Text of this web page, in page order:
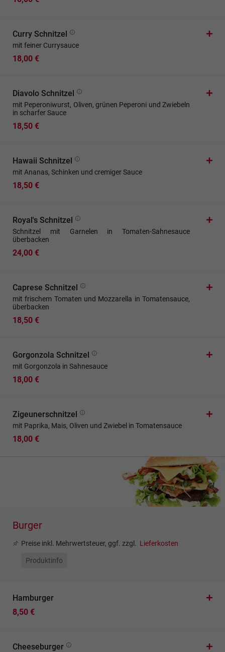
Curry Schnitzel
mit feiner Currysauce
18,00 €
Diavolo Schnitzel
mit Peperoniwurst, Oliven, grünen Peperoni und Zwiebeln
in scharfer Sauce
18,50 €
Hawaii Schnitzel
mit Ananas, Schinken und cremiger Sauce
18,50 €
Royal's Schnitzel
Schnitzel mit Garnelen in Tomaten-Sahnesauce
überbacken
24,00 €
Caprese Schnitzel
mit frischem Tomaten und Mozzarella in Tomatensauce,
überbacken
18,50 €
Gorgonzola Schnitzel
mit Gorgonzola in Sahnesauce
18,00 €
Zigeunerschnitzel
mit Paprika, Mais, Oliven und Zwiebel in Tomatensauce
18,00 €
Burger
Preise inkl. Mehrwertsteuer, ggf. zzgl. Lieferkosten
Produktinfo
Hamburger
8,50 €
Cheeseburger